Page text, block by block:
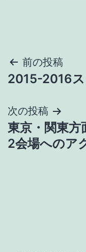
投
稿
ナ
ビ
前の投稿
2015-2016
次の投稿
東京・関東
2会場へのア